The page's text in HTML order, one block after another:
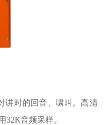
讲时的回音、啸叫。高清
32K音频采样。